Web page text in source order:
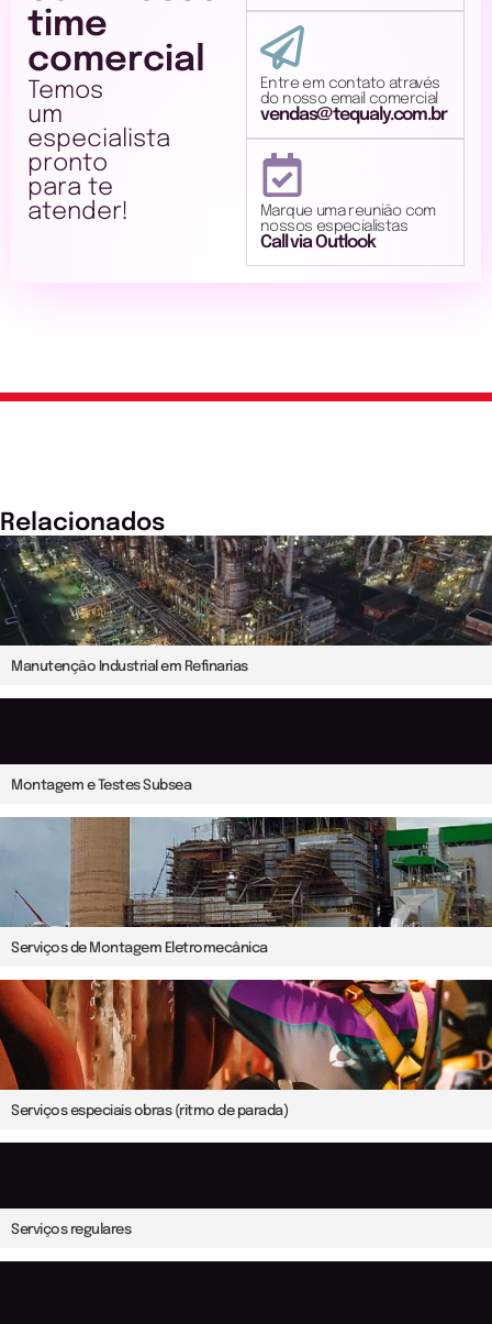
time
comercial
Temos
um
especialista
pronto
para te
atender!
Entre em contato através
do nosso email comercial
vendas@tequaly.com.br
Marque uma reunião com
nossos especialistas
Call via Outlook
Relacionados
Manutenção Industrial em Refinarias
Montagem e Testes Subsea
Serviços de Montagem Eletromecânica
Serviços especiais obras (ritmo de parada)
Serviços regulares